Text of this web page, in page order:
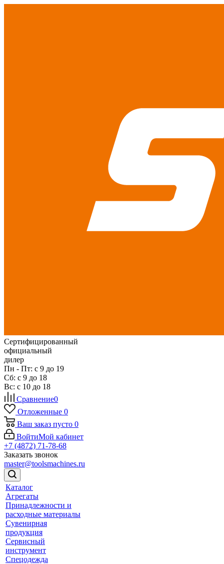
Сертифицированный
официальный
дилер
Пн - Пт: с 9 до 19
Сб: с 9 до 18
Вс: с 10 до 18
Сравнение0
Отложенные 0
Ваш заказ пусто 0
ВойтиМой кабинет
+7 (4872) 71-78-68
Заказать звонок
master@toolsmachines.ru
Каталог
Агрегаты
Принадлежности и
расходные материалы
Сувенирная
продукция
Сервисный
инструмент
Спецодежда